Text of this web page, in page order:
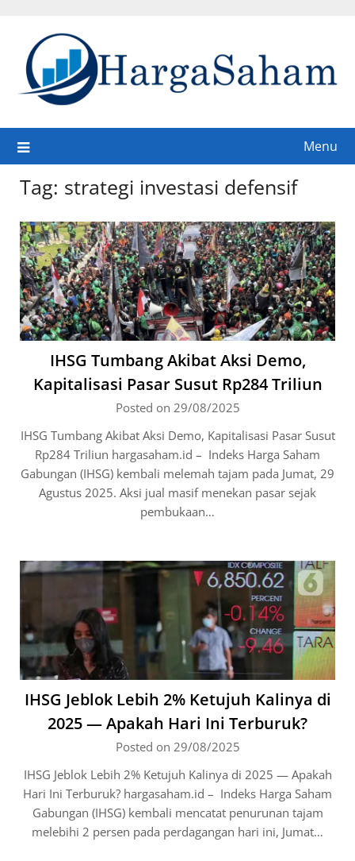
content
Menu
Tag: strategi investasi defensif
IHSG Tumbang Akibat Aksi Demo,
Kapitalisasi Pasar Susut Rp284 Triliun
Posted on 29/08/2025
IHSG Tumbang Akibat Aksi Demo, Kapitalisasi Pasar Susut
Rp284 Triliun hargasaham.id – Indeks Harga Saham
Gabungan (IHSG) kembali melemah tajam pada Jumat, 29
Agustus 2025. Aksi jual masif menekan pasar sejak
pembukaan…
IHSG Jeblok Lebih 2% Ketujuh Kalinya di
2025 — Apakah Hari Ini Terburuk?
Posted on 29/08/2025
IHSG Jeblok Lebih 2% Ketujuh Kalinya di 2025 — Apakah
Hari Ini Terburuk? hargasaham.id – Indeks Harga Saham
Gabungan (IHSG) kembali mencatat penurunan tajam
melebihi 2 persen pada perdagangan hari ini, Jumat…